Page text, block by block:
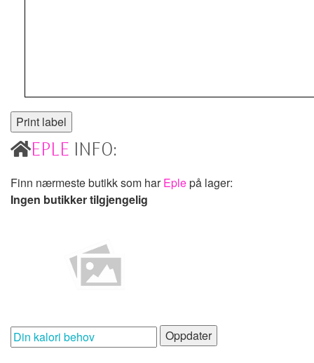
EPLE INFO:
Finn nærmeste butikk som harEplepå lager:
Ingen butikker tilgjengelig
Oppdater